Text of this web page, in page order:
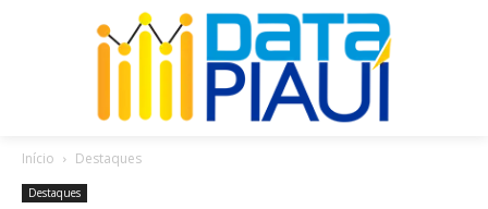
Início Destaques
Destaques